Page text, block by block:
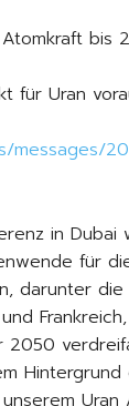
bis
für Uran
messages/
in Dubai
für
darunter die
2050
Hintergrund